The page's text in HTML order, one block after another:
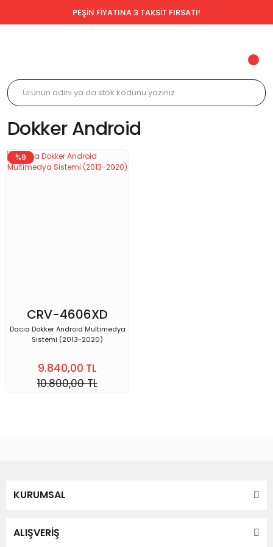
PEŞİN FİYATINA 3 TAKSİT FIRSATI!
Dokker Android
%9
CRV-4606XD
DOKKER
Dacia Dokker Android Multimedya
Sistemi (2013-2020)
9.840,00 TL
10.800,00 TL
KURUMSAL
ALIŞVERİŞ